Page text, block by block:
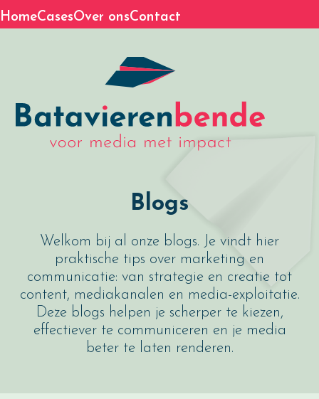
Skip
to
HomeCasesOver onsContact
Blogs
Welkom bij al onze blogs. Je vindt hier
praktische tips over marketing en
communicatie: van strategie en creatie tot
content, mediakanalen en media-exploitatie.
Deze blogs helpen je scherper te kiezen,
effectiever te communiceren en je media
beter te laten renderen.